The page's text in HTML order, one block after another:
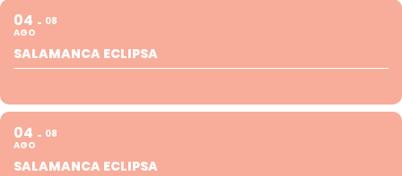
04
AGO
08
SALAMANCA ECLIPSA
04
AGO
08
SALAMANCA ECLIPSA